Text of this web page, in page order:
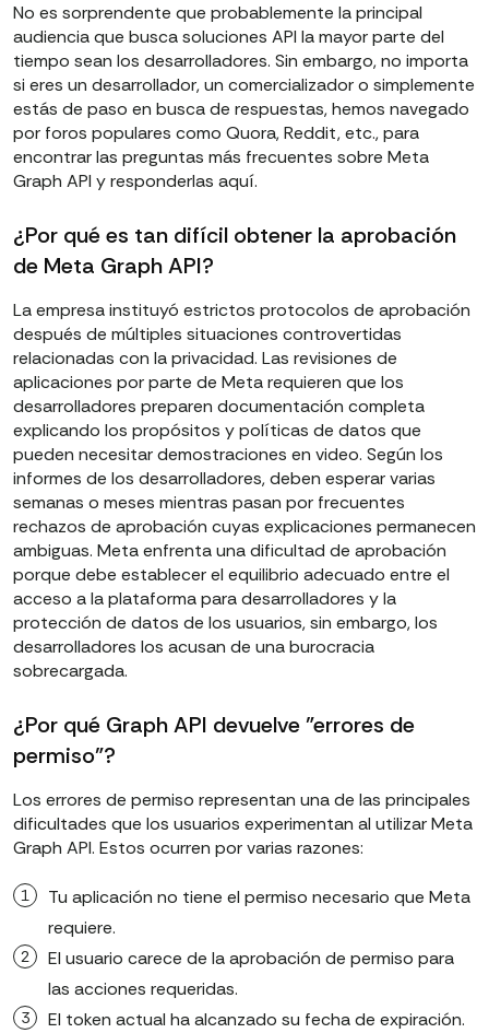
No es sorprendente que probablemente la principal
audiencia que busca soluciones API la mayor parte del
tiempo sean los desarrolladores. Sin embargo, no importa
si eres un desarrollador, un comercializador o simplemente
estás de paso en busca de respuestas, hemos navegado
por foros populares como Quora, Reddit, etc., para
encontrar las preguntas más frecuentes sobre Meta
Graph API y responderlas aquí.
¿Por qué es tan difícil obtener la aprobación
de Meta Graph API?
La empresa instituyó estrictos protocolos de aprobación
después de múltiples situaciones controvertidas
relacionadas con la privacidad. Las revisiones de
aplicaciones por parte de Meta requieren que los
desarrolladores preparen documentación completa
explicando los propósitos y políticas de datos que
pueden necesitar demostraciones en video. Según los
informes de los desarrolladores, deben esperar varias
semanas o meses mientras pasan por frecuentes
rechazos de aprobación cuyas explicaciones permanecen
ambiguas. Meta enfrenta una dificultad de aprobación
porque debe establecer el equilibrio adecuado entre el
acceso a la plataforma para desarrolladores y la
protección de datos de los usuarios, sin embargo, los
desarrolladores los acusan de una burocracia
sobrecargada.
¿Por qué Graph API devuelve "errores de
permiso"?
Los errores de permiso representan una de las principales
dificultades que los usuarios experimentan al utilizar Meta
Graph API. Estos ocurren por varias razones:
Tu aplicación no tiene el permiso necesario que Meta
requiere.
El usuario carece de la aprobación de permiso para
las acciones requeridas.
El token actual ha alcanzado su fecha de expiración.